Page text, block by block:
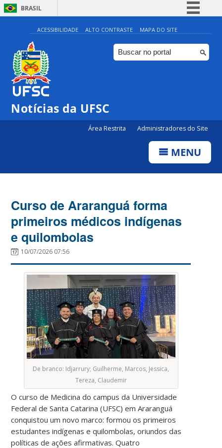
BRASIL
Simplifique!
Comunica BR
Participe
ACESSIBILIDADE ALTO CONTRASTE MAPA DO SITE
Notícias da UFSC
Área Restrita Administradores do Site
MENU
Curso de Araranguá forma
primeiros médicos indígenas
e quilombolas
10/07/2026 07:56
De branco: Idjarrury; Guilherme, Marcos, Jessica,
Tereza, Claudemir
O curso de Medicina do campus da Universidade
Federal de Santa Catarina (UFSC) em Araranguá
conquistou um novo marco: formou os primeiros
estudantes indígenas e quilombolas, oriundos das
políticas de ações afirmativas. Quatro